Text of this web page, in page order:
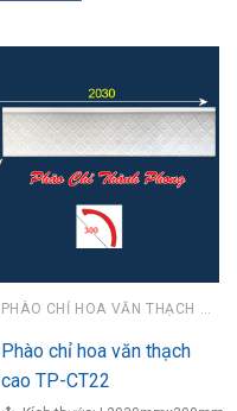
PHÀO CHỈ HOA VĂN THẠCH CAO
Phào chỉ hoa văn thạch
cao TP-CT22